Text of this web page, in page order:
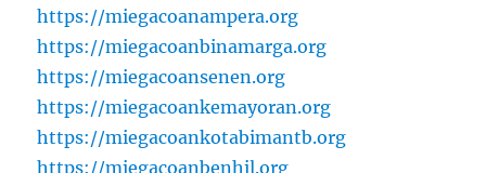
https://miegacoanampera.org
https://miegacoanbinamarga.org
https://miegacoansenen.org
https://miegacoankemayoran.org
https://miegacoankotabimantb.org
https://miegacoanbenhil.org